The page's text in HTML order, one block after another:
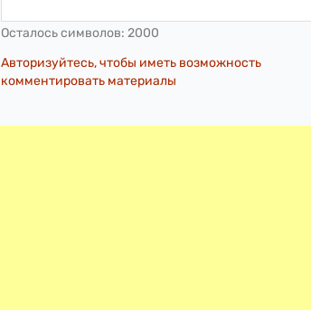
Осталось символов: 2000
Авторизуйтесь, чтобы иметь возможность
комментировать материалы